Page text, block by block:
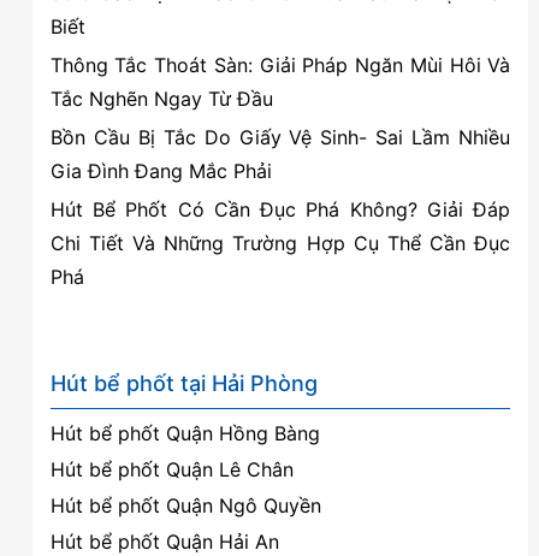
hành
Biết
Thông Tắc Thoát Sàn: Giải Pháp Ngăn Mùi Hôi Và
Tắc Nghẽn Ngay Từ Đầu
Bồn Cầu Bị Tắc Do Giấy Vệ Sinh- Sai Lầm Nhiều
Gia Đình Đang Mắc Phải
Hút Bể Phốt Có Cần Đục Phá Không? Giải Đáp
Chi Tiết Và Những Trường Hợp Cụ Thể Cần Đục
Phá
Hút bể phốt tại Hải Phòng
Hút bể phốt Quận Hồng Bàng
Hút bể phốt Quận Lê Chân
Hút bể phốt Quận Ngô Quyền
Hút bể phốt Quận Hải An